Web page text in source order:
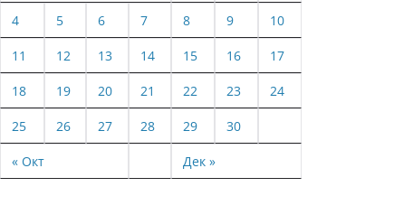
« Окт Дек »
4 5 6 7 8 9 10
11 12 13 14 15 16 17
18 19 20 21 22 23 24
25 26 27 28 29 30